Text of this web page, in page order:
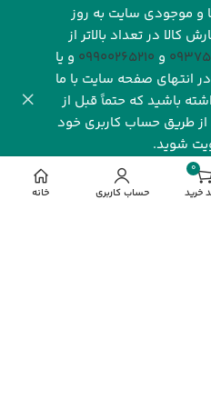
و موجودی سایت به روز
کالا در تعداد بالاتر از
و 09900265210 و یا
انتهای صفحه سایت با ما
باشید که حتماً قبل از
از طریق حساب کاربری خود
شوید.
بیش از یک دهه فعالیت مستمر و
یکی از نام‌های شناخته‌شده
به شمار می‌رود. این شرکت با
0
مورد
خرید حساب کاربری خانه